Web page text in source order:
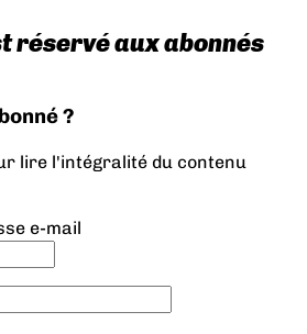
réservé aux abonnés
?
lire l'intégralité du contenu
e-mail